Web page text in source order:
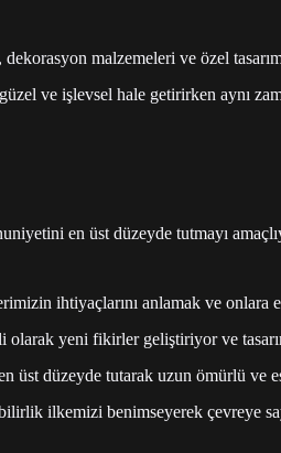
malzemeleri ve özel
güzel ve işlevsel hale getirirken aynı
en üst düzeyde tutmayı
ihtiyaçlarını anlamak ve onlara
olarak yeni fikirler geliştiriyor ve
üst düzeyde tutarak uzun ömürlü ve
ilkemizi benimseyerek çevreye